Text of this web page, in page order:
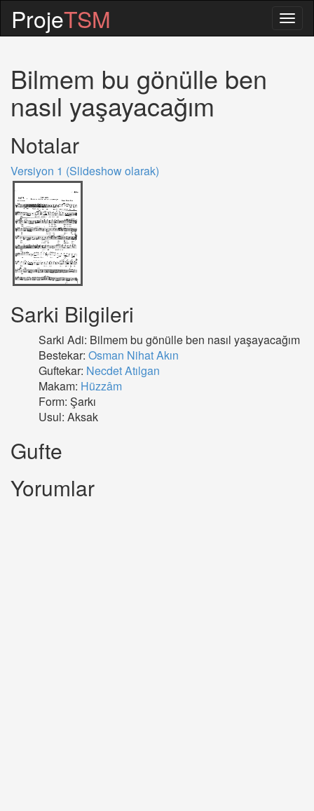
ProjeTSM
Bilmem bu gönülle ben
nasıl yaşayacağım
Notalar
Versiyon 1 (Slideshow olarak)
Sarki Bilgileri
Sarki Adi: Bilmem bu gönülle ben nasıl yaşayacağım
Bestekar: Osman Nihat Akın
Guftekar: Necdet Atılgan
Makam: Hüzzâm
Form: Şarkı
Usul: Aksak
Gufte
Yorumlar